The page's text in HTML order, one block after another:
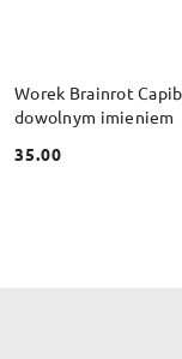
Worek Brainrot
dowolnym imieniem
Cena:
35.00